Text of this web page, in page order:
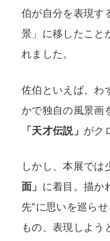
伯が自分を表現す
景」に移したこと
れました。
佐伯といえば、わ
かで独自の風景画
「天才伝説」 がク
しかし、本展では
面」 に着目。描か
先”に思いを巡ら
もの、表現しよう